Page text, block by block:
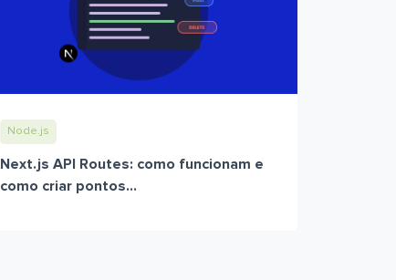
Node.js
Next.js API Routes: como funcionam e
como criar pontos...